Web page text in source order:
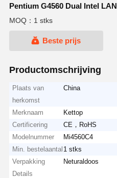
Pentium G4560 Dual Intel LAN
MOQ：1 stks
Beste prijs
Productomschrijving
Plaats van
herkomst
China
Merknaam
Kettop
Certificering
CE，RoHS
Modelnummer
Mi4560C4
Min. bestelaantal 1 stks
Verpakking
Details
Neturaldoos